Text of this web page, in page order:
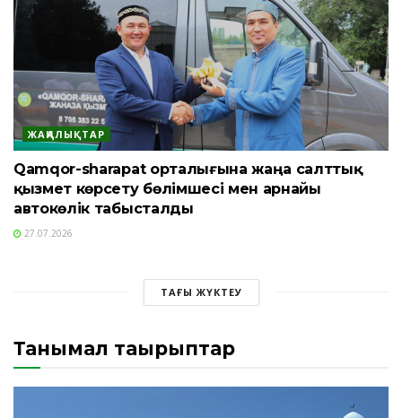
ЖАҢАЛЫҚТАР
Qamqor-sharapat орталығына жаңа салттық
қызмет көрсету бөлімшесі мен арнайы
автокөлік табысталды
27.07.2026
ТАҒЫ ЖҮКТЕУ
Танымал тақырыптар